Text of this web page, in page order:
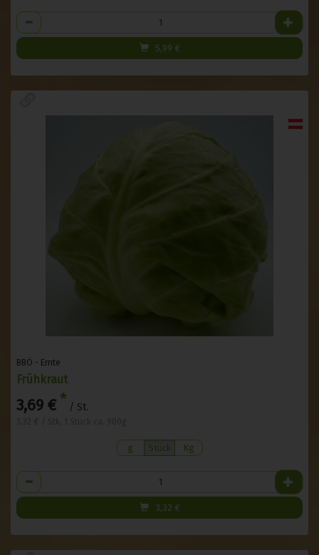
Anzahl
5,99 €
BBÖ - Ernte
Frühkraut
3,69 € * / St.
g Stück Kg
Anzahl
3,32 €